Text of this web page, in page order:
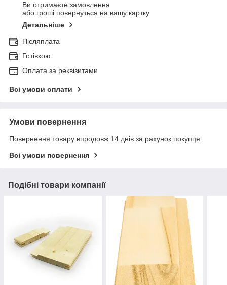
Ви отримаєте замовлення
або гроші повернуться на вашу картку
Детальніше
Післяплата
Готівкою
Оплата за реквізитами
Всі умови оплати
Умови повернення
Повернення товару впродовж 14 днів за рахунок покупця
Всі умови повернення
Подібні товари компанії